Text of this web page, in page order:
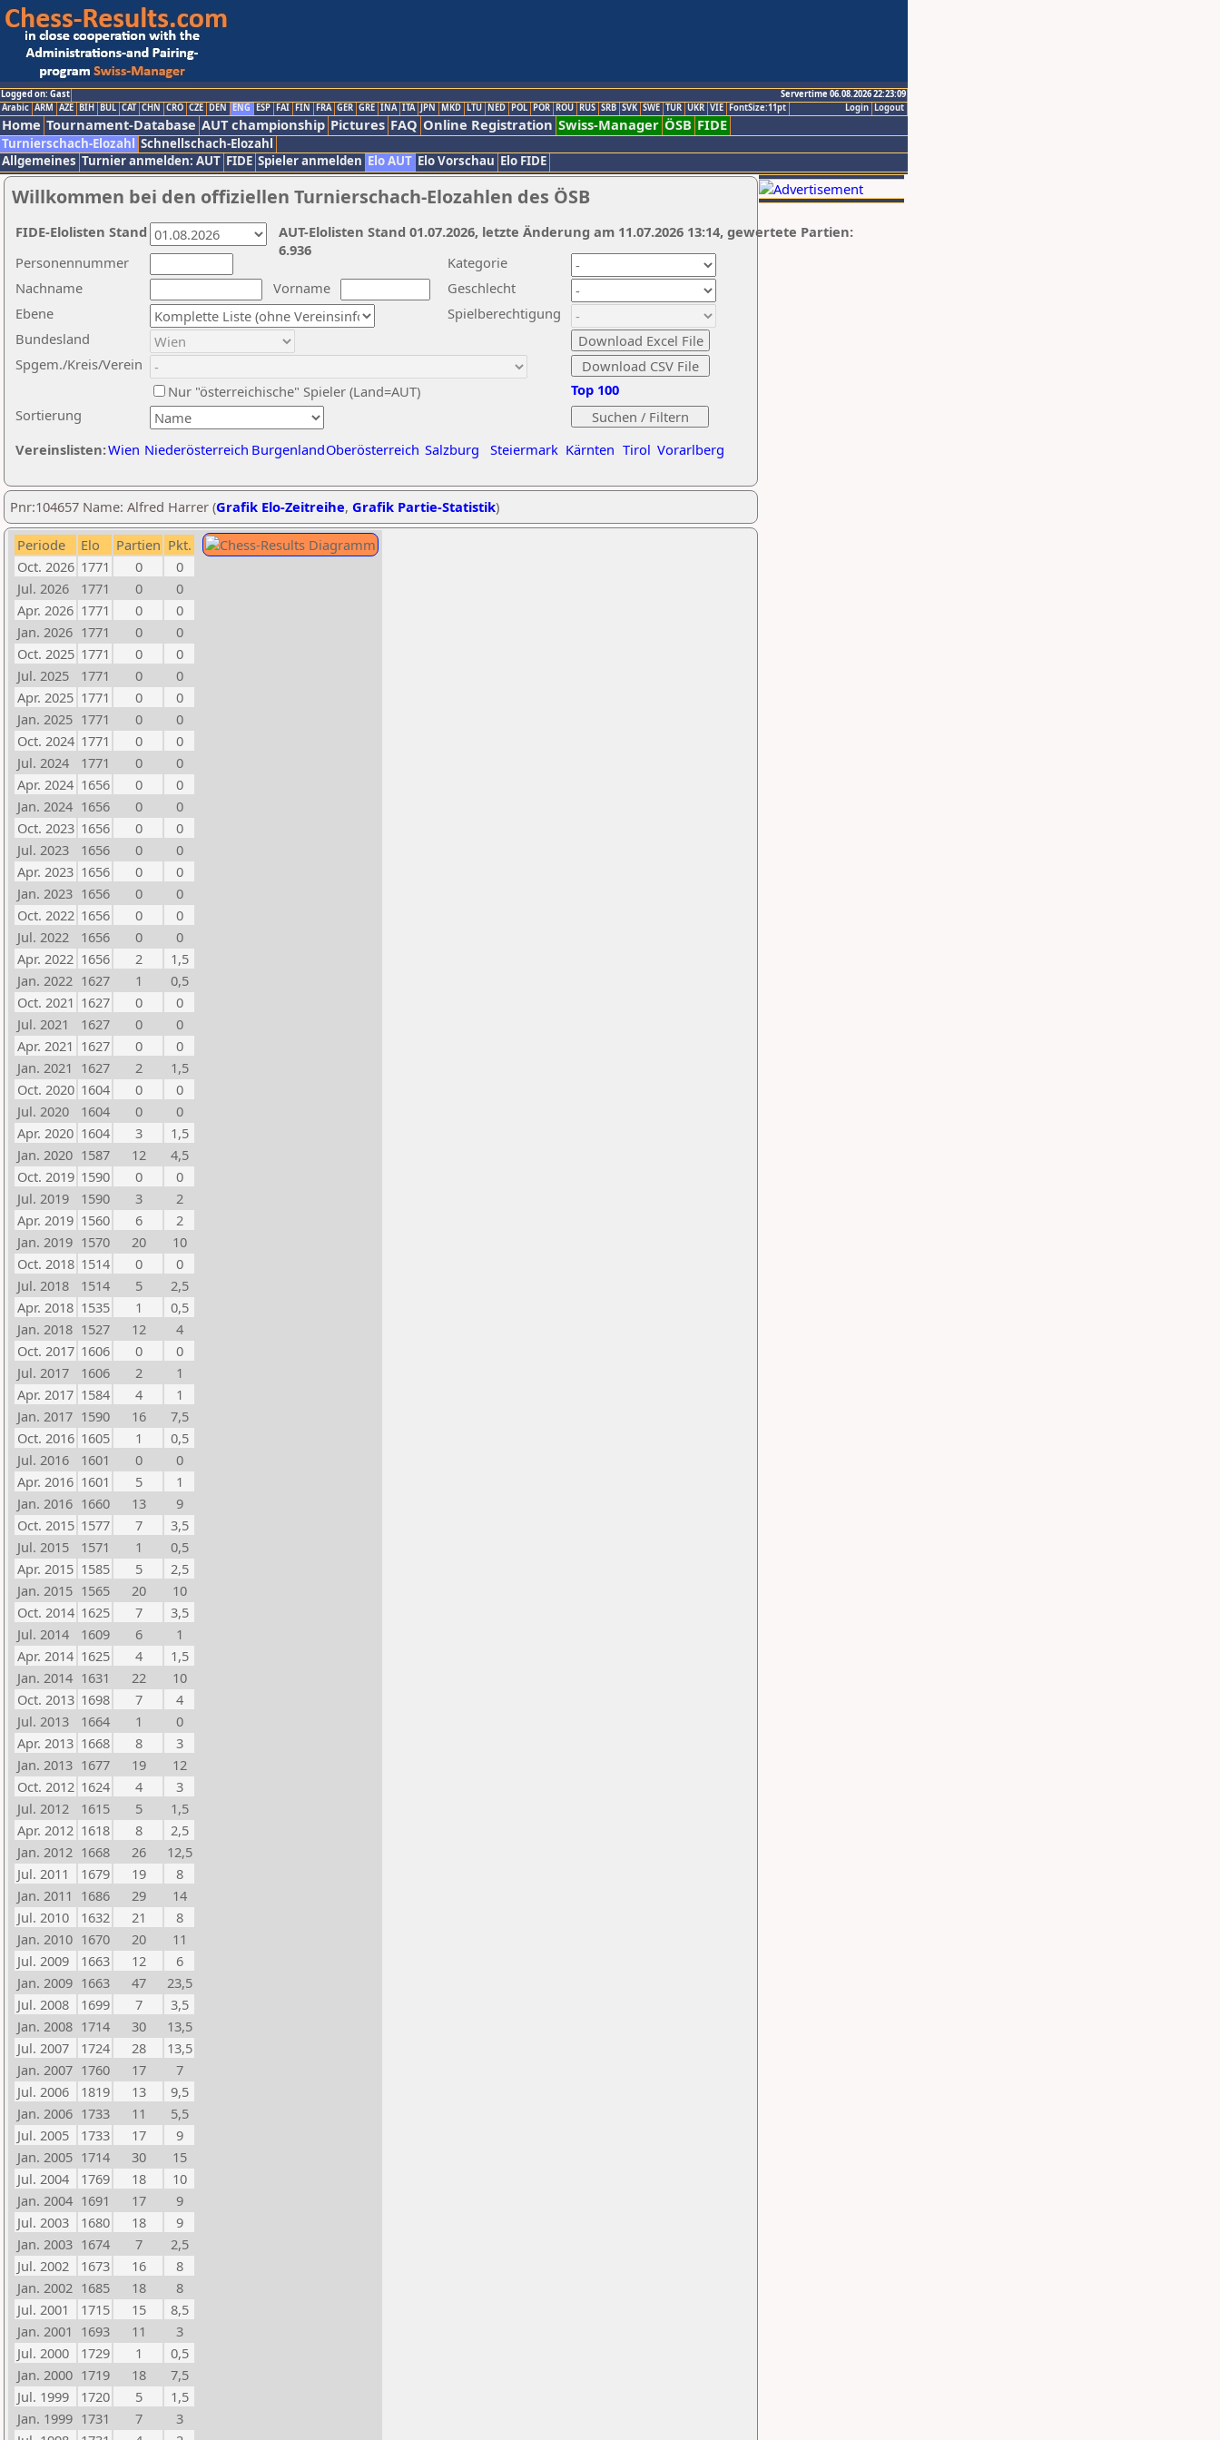
Logged on: Gast
Servertime 06.08.2026 22:23:09
Logout
Login
Arabic ARM AZE BIH BUL CAT CHN CRO CZE DEN ENG ESP FAI FIN FRA GER GRE INA ITA JPN MKD LTU NED POL POR ROU RUS SRB SVK SWE TUR UKR VIE FontSize:11pt
Home Tournament-Database AUT championship Pictures FAQ Online Registration Swiss-Manager ÖSB FIDE
Turnierschach-Elozahl Schnellschach-Elozahl
Allgemeines Turnier anmelden: AUT FIDE Spieler anmelden Elo AUT Elo Vorschau Elo FIDE
Willkommen bei den offiziellen Turnierschach-Elozahlen des ÖSB
Nachname
Vorname
Ebene
Kategorie
Sortierung
Personennummer
Bundesland
Spgem./Kreis/Verein
Geschlecht
Nur "österreichische" Spieler (Land=AUT)
Spielberechtigung
Vereinslisten:Wien Niederösterreich BurgenlandOberösterreich Salzburg Steiermark Kärnten Tirol Vorarlberg
Top 100
AUT-Elolisten Stand 01.07.2026, letzte Änderung am 11.07.2026 13:14, gewertete Partien:
6.936
FIDE-Elolisten Stand
Pnr:104657 Name: Alfred Harrer (Grafik Elo-Zeitreihe, Grafik Partie-Statistik)
Periode Elo Partien Pkt.
Oct. 2026 1771 0
0
Jul. 2026
1771 0
0
Apr. 2026 1771 0
0
Jan. 2026 1771 0
0
Oct. 2025 1771 0
0
Jul. 2025
1771 0
0
Apr. 2025 1771 0
0
Jan. 2025 1771 0
0
Oct. 2024 1771 0
0
Jul. 2024
1771 0
0
Apr. 2024 1656 0
0
Jan. 2024 1656 0
0
Oct. 2023 1656 0
0
Jul. 2023
1656 0
0
Apr. 2023 1656 0
0
Jan. 2023 1656 0
0
Oct. 2022 1656 0
0
Jul. 2022
1656 0
0
Apr. 2022 1656 2
1,5
Jan. 2022 1627 1
0,5
Oct. 2021 1627 0
0
Jul. 2021
1627 0
0
Apr. 2021 1627 0
0
Jan. 2021 1627 2
1,5
Oct. 2020 1604 0
0
Jul. 2020
1604 0
0
Apr. 2020 1604 3
1,5
Jan. 2020 1587 12
4,5
Oct. 2019 1590 0
0
Jul. 2019
1590 3
2
Apr. 2019 1560 6
2
Jan. 2019 1570 20
10
Oct. 2018 1514 0
0
Jul. 2018
1514 5
2,5
Apr. 2018 1535 1
0,5
Jan. 2018 1527 12
4
Oct. 2017 1606 0
0
Jul. 2017
1606 2
1
Apr. 2017 1584 4
1
Jan. 2017 1590 16
7,5
Oct. 2016 1605 1
0,5
Jul. 2016
1601 0
0
Apr. 2016 1601 5
1
Jan. 2016 1660 13
9
Oct. 2015 1577 7
3,5
Jul. 2015
1571 1
0,5
Apr. 2015 1585 5
2,5
Jan. 2015 1565 20
10
Oct. 2014 1625 7
3,5
Jul. 2014
1609 6
1
Apr. 2014 1625 4
1,5
Jan. 2014 1631 22
10
Oct. 2013 1698 7
4
Jul. 2013
1664 1
0
Apr. 2013 1668 8
3
Jan. 2013 1677 19
12
Oct. 2012 1624 4
3
Jul. 2012
1615 5
1,5
Apr. 2012 1618 8
2,5
Jan. 2012 1668 26
12,5
Jul. 2011
1679 19
8
Jan. 2011 1686 29
14
Jul. 2010
1632 21
8
Jan. 2010 1670 20
11
Jul. 2009
1663 12
6
Jan. 2009 1663 47
23,5
Jul. 2008
1699 7
3,5
Jan. 2008 1714 30
13,5
Jul. 2007
1724 28
13,5
Jan. 2007 1760 17
7
Jul. 2006
1819 13
9,5
Jan. 2006 1733 11
5,5
Jul. 2005
1733 17
9
Jan. 2005 1714 30
15
Jul. 2004
1769 18
10
Jan. 2004 1691 17
9
Jul. 2003
1680 18
9
Jan. 2003 1674 7
2,5
Jul. 2002
1673 16
8
Jan. 2002 1685 18
8
Jul. 2001
1715 15
8,5
Jan. 2001 1693 11
3
Jul. 2000
1729 1
0,5
Jan. 2000 1719 18
7,5
Jul. 1999
1720 5
1,5
Jan. 1999 1731 7
3